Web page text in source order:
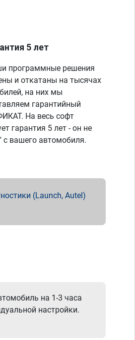
5 лет
программные решения
и откатаны на тысячах
на них мы
гарантийный
На весь софт
гарантия 5 лет - он не
с вашего автомобиля.
(Launch, Autel)
на 1-3 часа
настройки.